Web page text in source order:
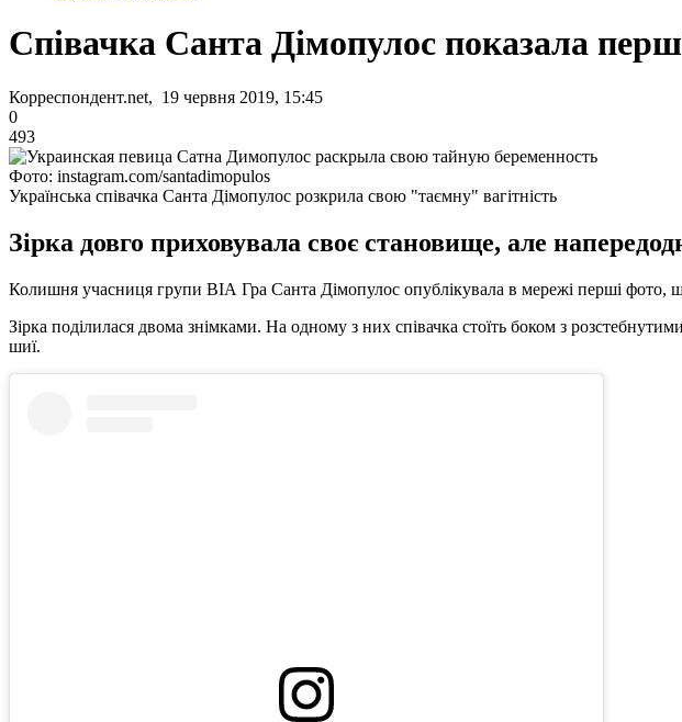
Співачка Санта Дімопулос показала
Корреспондент.net, 19 червня 2019, 15:45
0
493
Фото: instagram.com/santadimopulos
Українська співачка Санта Дімопулос розкрила свою "таємну" вагітність
Зірка довго приховувала своє становище, але
Колишня учасниця групи ВІА Гра Санта Дімопулос опублікувала в мережі перші фото,
Зірка поділилася двома знімками. На одному з них співачка стоїть боком з
шиї.